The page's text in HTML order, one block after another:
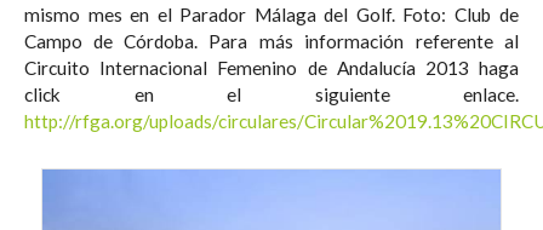
mismo mes en el Parador Málaga del Golf. Foto: Club de
Campo de Córdoba. Para más información referente al
Circuito Internacional Femenino de Andalucía 2013 haga
click en el siguiente enlace.
http://rfga.org/uploads/circulares/